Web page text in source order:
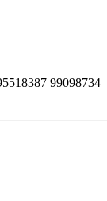
99098734